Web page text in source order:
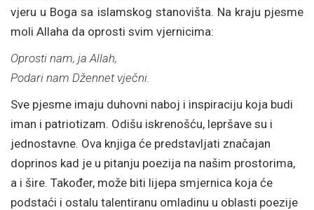
vjeru u Boga sa islamskog stanovišta. Na kraju pjesme
moli Allaha da oprosti svim vjernicima:
Oprosti nam, ja Allah,
Podari nam Džennet vječni.
Sve pjesme imaju duhovni naboj i inspiraciju koja budi
iman i patriotizam. Odišu iskrenošću, lepršave su i
jednostavne. Ova knjiga će predstavljati značajan
doprinos kad je u pitanju poezija na našim prostorima,
a i šire. Također, može biti lijepa smjernica koja će
podstaći i ostalu talentiranu omladinu u oblasti poezije